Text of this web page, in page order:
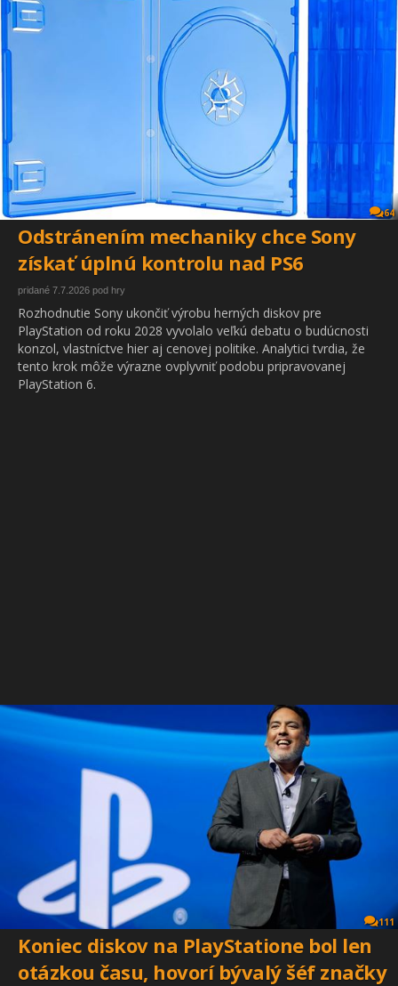
64
Odstránením mechaniky chce Sony
získať úplnú kontrolu nad PS6
pridané 7.7.2026 pod hry
Rozhodnutie Sony ukončiť výrobu herných diskov pre
PlayStation od roku 2028 vyvolalo veľkú debatu o budúcnosti
konzol, vlastníctve hier aj cenovej politike. Analytici tvrdia, že
tento krok môže výrazne ovplyvniť podobu pripravovanej
PlayStation 6.
111
Koniec diskov na PlayStatione bol len
otázkou času, hovorí bývalý šéf značky